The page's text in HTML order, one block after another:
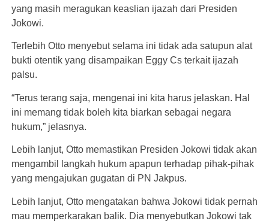
yang masih meragukan keaslian ijazah dari Presiden
Jokowi.
Terlebih Otto menyebut selama ini tidak ada satupun alat
bukti otentik yang disampaikan Eggy Cs terkait ijazah
palsu.
“Terus terang saja, mengenai ini kita harus jelaskan. Hal
ini memang tidak boleh kita biarkan sebagai negara
hukum,” jelasnya.
Lebih lanjut, Otto memastikan Presiden Jokowi tidak akan
mengambil langkah hukum apapun terhadap pihak-pihak
yang mengajukan gugatan di PN Jakpus.
Lebih lanjut, Otto mengatakan bahwa Jokowi tidak pernah
mau memperkarakan balik. Dia menyebutkan Jokowi tak